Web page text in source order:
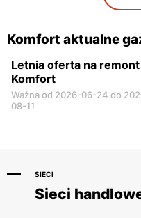
Biała Podlaska, ul.
Komfort aktualne
Letnia oferta na
Komfort
Ważna od 2026-06-24 do
08-11
SIECI
Sieci